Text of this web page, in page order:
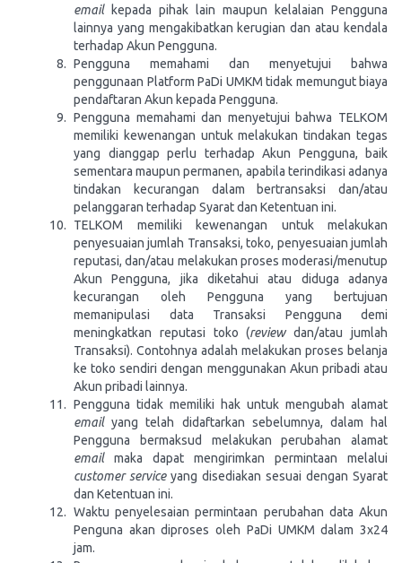
email kepada pihak lain maupun kelalaian Pengguna
lainnya yang mengakibatkan kerugian dan atau kendala
terhadap Akun Pengguna.
Pengguna memahami dan menyetujui bahwa
penggunaan Platform PaDi UMKM tidak memungut biaya
pendaftaran Akun kepada Pengguna.
Pengguna memahami dan menyetujui bahwa TELKOM
memiliki kewenangan untuk melakukan tindakan tegas
yang dianggap perlu terhadap Akun Pengguna, baik
sementara maupun permanen, apabila terindikasi adanya
tindakan kecurangan dalam bertransaksi dan/atau
pelanggaran terhadap Syarat dan Ketentuan ini.
TELKOM memiliki kewenangan untuk melakukan
penyesuaian jumlah Transaksi, toko, penyesuaian jumlah
reputasi, dan/atau melakukan proses moderasi/menutup
Akun Pengguna, jika diketahui atau diduga adanya
kecurangan oleh Pengguna yang bertujuan
memanipulasi data Transaksi Pengguna demi
meningkatkan reputasi toko (reviewdan/atau jumlah
Transaksi). Contohnya adalah melakukan proses belanja
ke toko sendiri dengan menggunakan Akun pribadi atau
Akun pribadi lainnya.
Pengguna tidak memiliki hak untuk mengubah alamat
email yang telah didaftarkan sebelumnya, dalam hal
Pengguna bermaksud melakukan perubahan alamat
emailmaka dapat mengirimkan permintaan melalui
customer serviceyang disediakan sesuai dengan Syarat
dan Ketentuan ini.
Waktu penyelesaian permintaan perubahan data Akun
Penguna akan diproses oleh PaDi UMKM dalam 3x24
jam.